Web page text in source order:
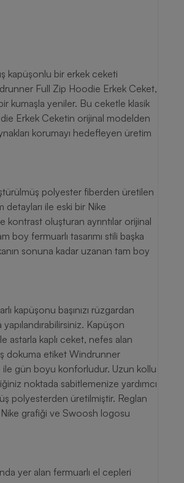
kapüşonlu bir erkek ceketi
Full Zip Hoodie Erkek Ceket,
kumaşla yeniler. Bu ceketle klasik
Erkek Ceketin orijinal modelden
korumayı hedefleyen üretim
polyester fiberden üretilen
detayları ile eski bir Nike
kontrast oluşturan ayrıntılar orijinal
fermuarlı tasarımı stili başka
sonuna kadar uzanan tam boy
kapüşonu başınızı rüzgardan
Kapüşon
astarla kaplı ceket, nefes alan
dokuma etiket Windrunner
ile gün boyu konforludur. Uzun kollu
noktada sabitlemenize yardımcı
polyesterden üretilmiştir. Reglan
grafiği ve Swoosh logosu
yer alan fermuarlı el cepleri